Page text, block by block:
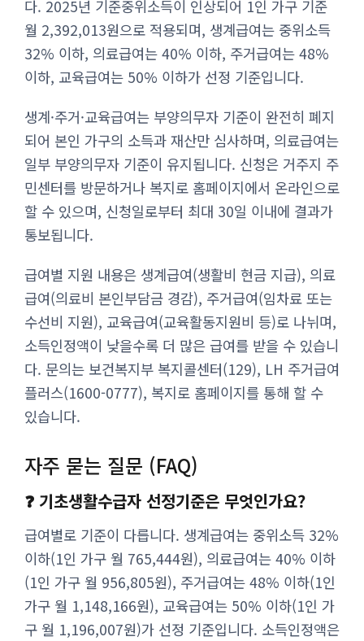
다. 2025년 기준중위소득이 인상되어 1인 가구 기준
월 2,392,013원으로 적용되며, 생계급여는 중위소득
32% 이하, 의료급여는 40% 이하, 주거급여는 48%
이하, 교육급여는 50% 이하가 선정 기준입니다.
생계·주거·교육급여는 부양의무자 기준이 완전히 폐지
되어 본인 가구의 소득과 재산만 심사하며, 의료급여는
일부 부양의무자 기준이 유지됩니다. 신청은 거주지 주
민센터를 방문하거나 복지로 홈페이지에서 온라인으로
할 수 있으며, 신청일로부터 최대 30일 이내에 결과가
통보됩니다.
급여별 지원 내용은 생계급여(생활비 현금 지급), 의료
급여(의료비 본인부담금 경감), 주거급여(임차료 또는
수선비 지원), 교육급여(교육활동지원비 등)로 나뉘며,
소득인정액이 낮을수록 더 많은 급여를 받을 수 있습니
다. 문의는 보건복지부 복지콜센터(129), LH 주거급여
플러스(1600-0777), 복지로 홈페이지를 통해 할 수
있습니다.
자주 묻는 질문 (FAQ)
❓ 기초생활수급자 선정기준은 무엇인가요?
급여별로 기준이 다릅니다. 생계급여는 중위소득 32%
이하(1인 가구 월 765,444원), 의료급여는 40% 이하
(1인 가구 월 956,805원), 주거급여는 48% 이하(1인
가구 월 1,148,166원), 교육급여는 50% 이하(1인 가
구 월 1,196,007원)가 선정 기준입니다. 소득인정액은